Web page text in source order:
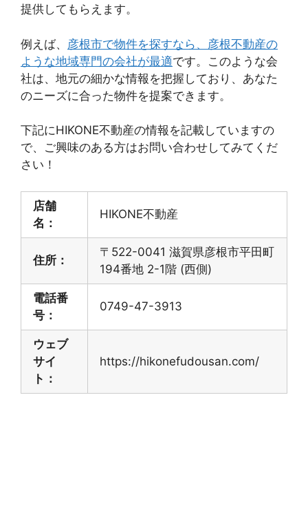
提供してもらえます。
例えば、 彦根市で物件を探すなら、彦根不動産の
ような地域専門の会社が最適です。このような会
社は、地元の細かな情報を把握しており、あなた
のニーズに合った物件を提案できます。
下記にHIKONE不動産の情報を記載していますの
で、ご興味のある方はお問い合わせしてみてくだ
さい！
店舗
名：
HIKONE不動産
住所：
〒522-0041 滋賀県彦根市平田町
194番地 2-1階 (西側)
電話番
号：
0749-47-3913
ウェブ
サイ
ト：
https://hikonefudousan.com/